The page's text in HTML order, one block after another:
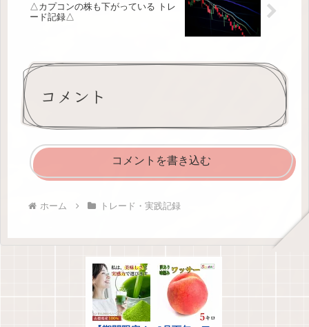
△カプコンの株も下がっている トレ
ード記録△
コメント
コメントを書き込む
ホーム トレード・実践記録